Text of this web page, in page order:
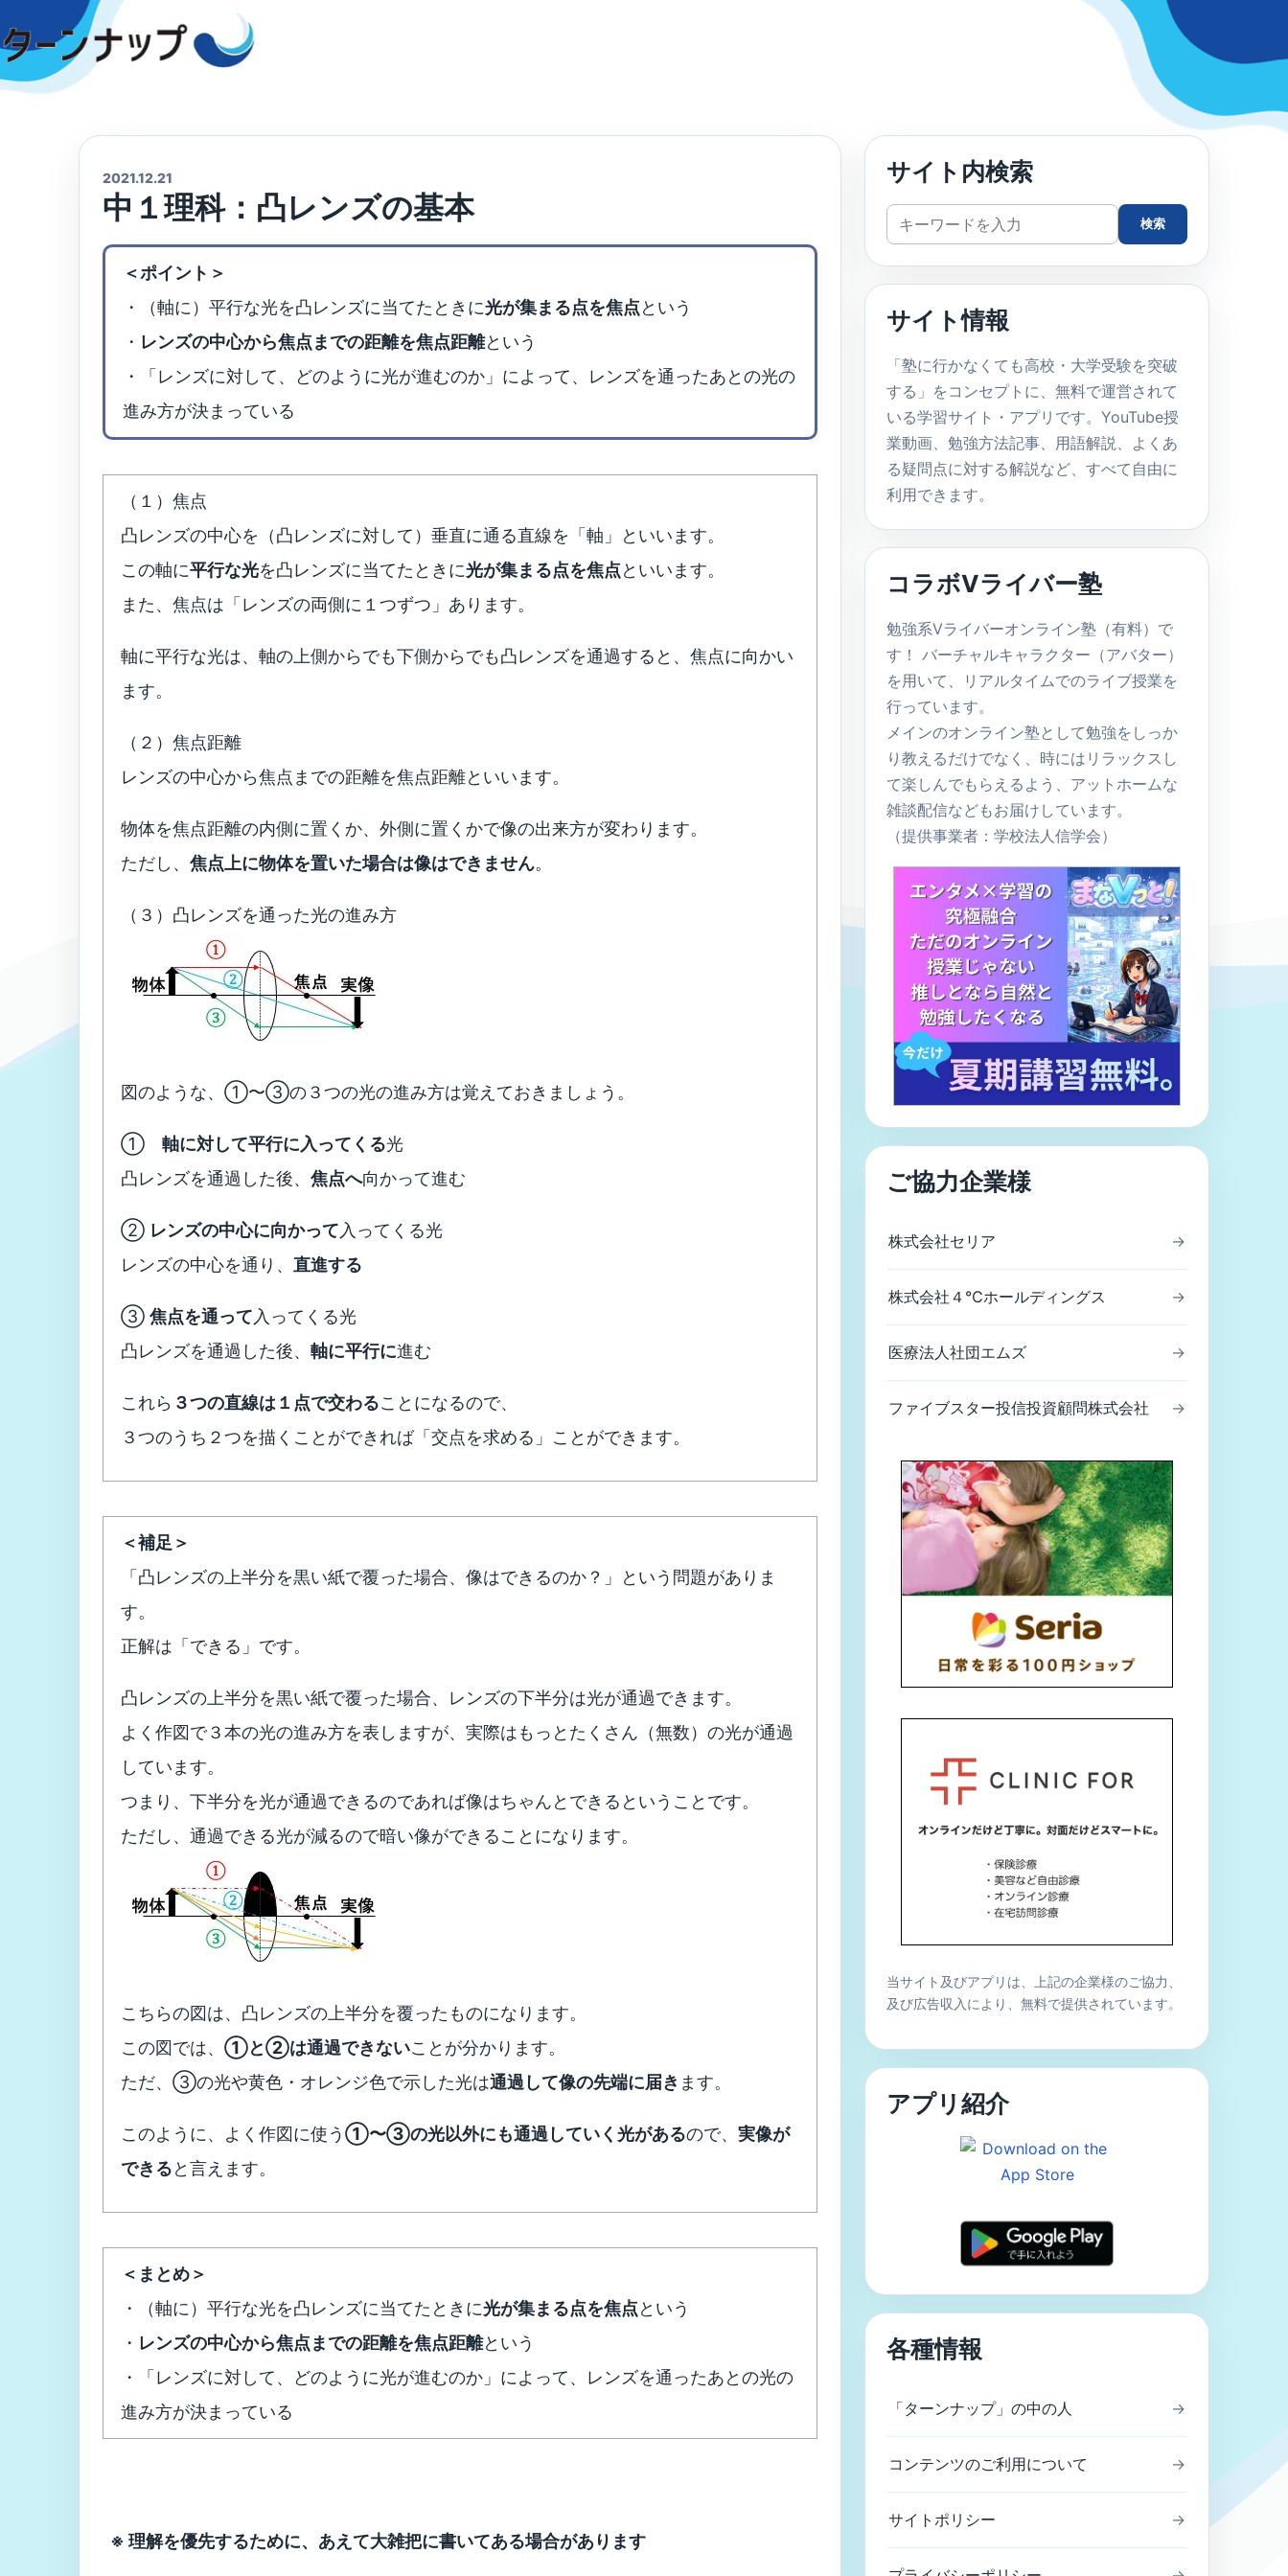
to
content
2021.12.21
中１理科：凸レンズの基本
＜ポイント＞
・（軸に）平行な光を凸レンズに当てたときに光が集まる点を焦点という
・ レンズの中心から焦点までの距離を焦点距離という
・「レンズに対して、どのように光が進むのか」によって、レンズを通ったあとの光の
進み方が決まっている
（１）焦点
凸レンズの中心を（凸レンズに対して）垂直に通る直線を「軸」といいます。
この軸に平行な光を凸レンズに当てたときに光が集まる点を焦点といいます。
また、焦点は「レンズの両側に１つずつ」あります。
軸に平行な光は、軸の上側からでも下側からでも凸レンズを通過すると、焦点に向かい
ます。
（２）焦点距離
レンズの中心から焦点までの距離を焦点距離といいます。
物体を焦点距離の内側に置くか、外側に置くかで像の出来方が変わります。
ただし、 焦点上に物体を置いた場合は像はできません。
（３）凸レンズを通った光の進み方
図のような、①〜③の３つの光の進み方は覚えておきましょう。
① 軸に対して平行に入ってくる光
凸レンズを通過した後、 焦点へ向かって進む
② レンズの中心に向かって 入ってくる光
レンズの中心を通り、 直進する
③ 焦点を通って 入ってくる光
凸レンズを通過した後、 軸に平行に進む
これら ３つの直線は１点で交わることになるので、
３つのうち２つを描くことができれば「交点を求める」ことができます。
＜補足＞
「凸レンズの上半分を黒い紙で覆った場合、像はできるのか？」という問題がありま
す。
正解は「できる」です。
凸レンズの上半分を黒い紙で覆った場合、レンズの下半分は光が通過できます。
よく作図で３本の光の進み方を表しますが、実際はもっとたくさん（無数）の光が通過
しています。
つまり、下半分を光が通過できるのであれば像はちゃんとできるということです。
ただし、通過できる光が減るので暗い像ができることになります。
こちらの図は、凸レンズの上半分を覆ったものになります。
この図では、 ①と②は通過できないことが分かります。
ただ、③の光や黄色・オレンジ色で示した光は通過して像の先端に届き ます。
このように、よく作図に使う①〜③の光以外にも通過していく光があるので、 実像が
できると言えます。
＜まとめ＞
・（軸に）平行な光を凸レンズに当てたときに光が集まる点を焦点という
・ レンズの中心から焦点までの距離を焦点距離という
・「レンズに対して、どのように光が進むのか」によって、レンズを通ったあとの光の
進み方が決まっている
※ 理解を優先するために、あえて大雑把に書いてある場合があります
サイト内検索
サ
イ
ト
検
検索
サイト情報
「塾に行かなくても高校・大学受験を突破
する」をコンセプトに、無料で運営されて
いる学習サイト・アプリです。YouTube授
業動画、勉強方法記事、用語解説、よくあ
る疑問点に対する解説など、すべて自由に
利用できます。
コラボVライバー塾
勉強系Vライバーオンライン塾（有料）で
す！ バーチャルキャラクター（アバター）
を用いて、リアルタイムでのライブ授業を
行っています。
メインのオンライン塾として勉強をしっか
り教えるだけでなく、時にはリラックスし
て楽しんでもらえるよう、アットホームな
雑談配信などもお届けしています。
（提供事業者：学校法人信学会）
ご協力企業様
株式会社セリア →
株式会社４℃ホールディングス →
医療法人社団エムズ →
ファイブスター投信投資顧問株式会社 →
当サイト及びアプリは、上記の企業様のご協力、
及び広告収入により、無料で提供されています。
アプリ紹介
各種情報
「ターンナップ」の中の人 →
コンテンツのご利用について →
サイトポリシー →